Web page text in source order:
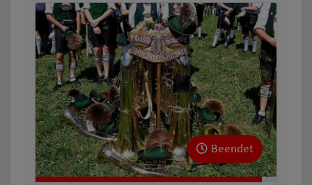
Beendet